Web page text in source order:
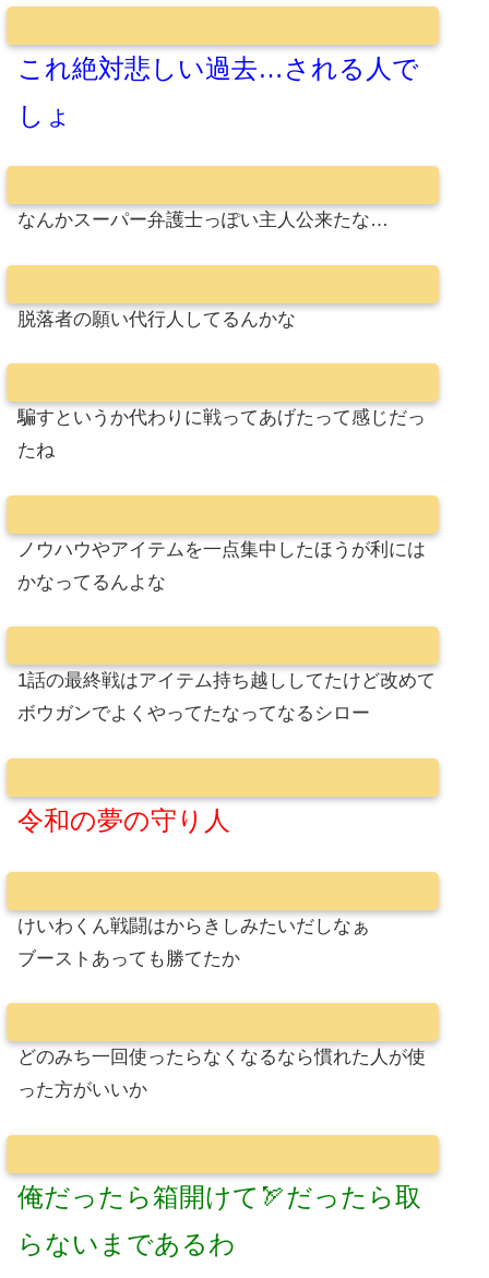
これ絶対悲しい過去…される人で
しょ
なんかスーパー弁護士っぽい主人公来たな…
脱落者の願い代行人してるんかな
騙すというか代わりに戦ってあげたって感じだっ
たね
ノウハウやアイテムを一点集中したほうが利には
かなってるんよな
1話の最終戦はアイテム持ち越ししてたけど改めて
ボウガンでよくやってたなってなるシロー
令和の夢の守り人
けいわくん戦闘はからきしみたいだしなぁ
ブーストあっても勝てたか
どのみち一回使ったらなくなるなら慣れた人が使
った方がいいか
俺だったら箱開けて🏹だったら取
らないまであるわ